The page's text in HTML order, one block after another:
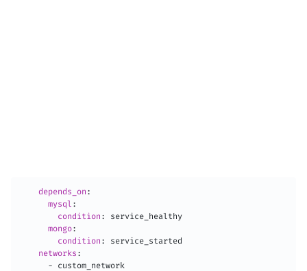
depends_on :
mysql :
condition :
service_healthy
mongo:
condition :
service_started
networks :
- custom_network